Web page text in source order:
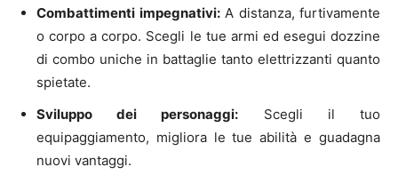
Combattimenti impegnativi:A distanza, furtivamente
o corpo a corpo. Scegli le tue armi ed esegui dozzine
di combo uniche in battaglie tanto elettrizzanti quanto
spietate.
Sviluppo dei personaggi: Scegli il tuo
equipaggiamento, migliora le tue abilità e guadagna
nuovi vantaggi.